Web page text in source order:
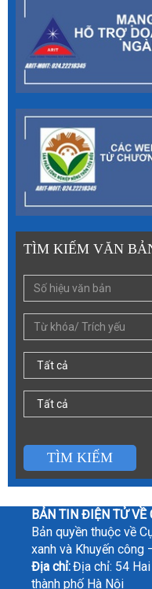
TÌM KIẾM VĂN
TÌM KIẾM
BẢN TIN ĐIỆN TỬ VỀ
Bản quyền thuộc về
xanh và Khuyến công
Địa chỉ:Địa chỉ: 54
thành phố Hà Nội